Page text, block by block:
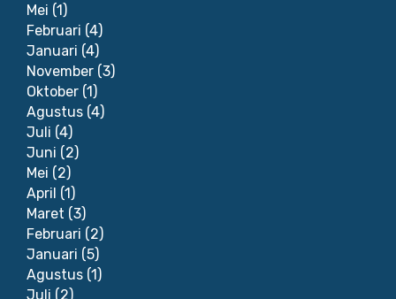
Mei (1)
Februari (4)
Januari (4)
November (3)
Oktober (1)
Agustus (4)
Juli (4)
Juni (2)
Mei (2)
April (1)
Maret (3)
Februari (2)
Januari (5)
Agustus (1)
Juli (2)